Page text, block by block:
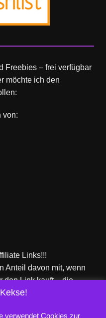
Freebies – frei verfügbar
möchte ich den
von:
Links!!!
Anteil davon mit, wenn
den Link kauft – die
mir!
verwendet Cookies zur